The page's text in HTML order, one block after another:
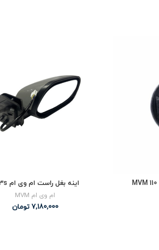
اینه بغل راست ام وی ام x33s
ام وی ام MVM
7,180,000 تومان